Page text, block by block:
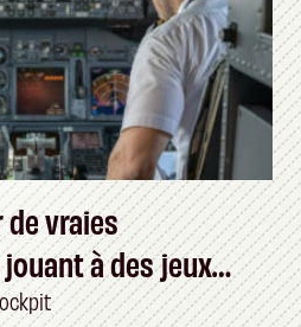
vraies
à des jeux